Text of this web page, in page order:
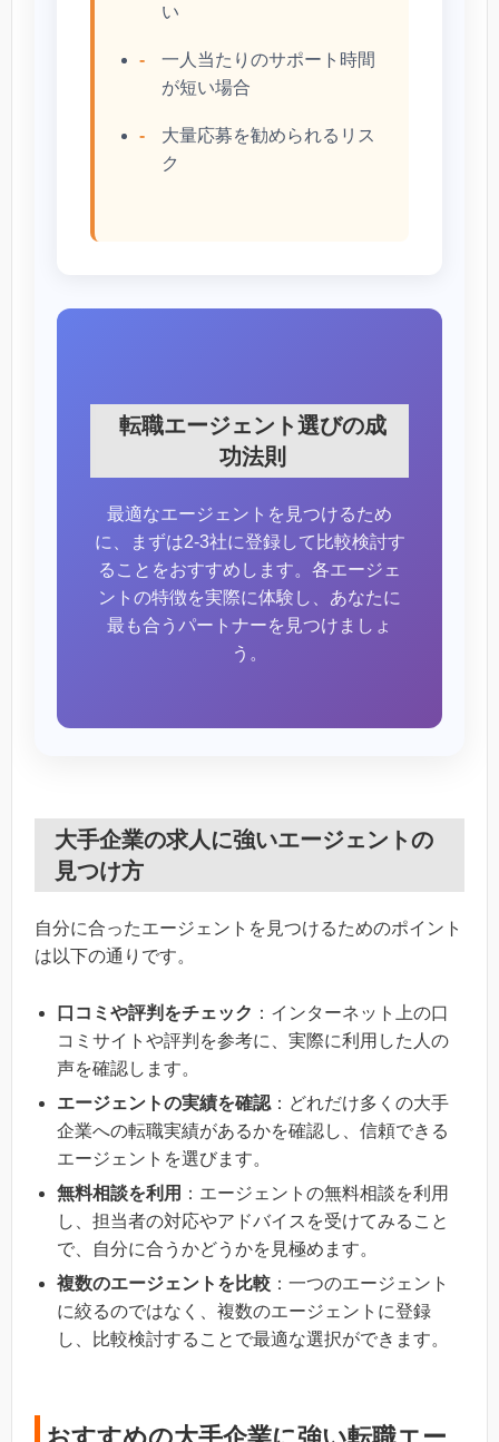
い
一人当たりのサポート時間
が短い場合
大量応募を勧められるリス
ク
転職エージェント選びの成
功法則
最適なエージェントを見つけるため
に、まずは2-3社に登録して比較検討す
ることをおすすめします。各エージェ
ントの特徴を実際に体験し、あなたに
最も合うパートナーを見つけましょ
う。
大手企業の求人に強いエージェントの
見つけ方
自分に合ったエージェントを見つけるためのポイント
は以下の通りです。
口コミや評判をチェック ：インターネット上の口
コミサイトや評判を参考に、実際に利用した人の
声を確認します。
エージェントの実績を確認 ：どれだけ多くの大手
企業への転職実績があるかを確認し、信頼できる
エージェントを選びます。
無料相談を利用 ：エージェントの無料相談を利用
し、担当者の対応やアドバイスを受けてみること
で、自分に合うかどうかを見極めます。
複数のエージェントを比較 ：一つのエージェント
に絞るのではなく、複数のエージェントに登録
し、比較検討することで最適な選択ができます。